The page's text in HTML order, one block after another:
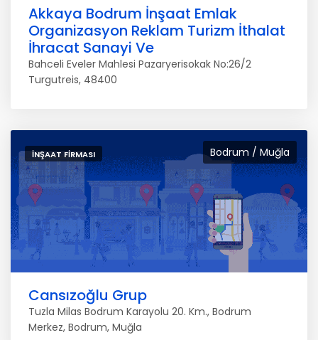
Akkaya Bodrum İnşaat Emlak
Organizasyon Reklam Turizm İthalat
İhracat Sanayi Ve
Bahceli Eveler Mahlesi Pazaryerisokak No:26/2
Turgutreis, 48400
Bodrum / Muğla
İNŞAAT FIRMASI
Cansızoğlu Grup
Tuzla Milas Bodrum Karayolu 20. Km., Bodrum
Merkez, Bodrum, Muğla